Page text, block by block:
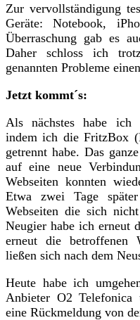
Zur vervollständigung
Geräte: Notebook,
Überraschung gab es
Daher schloss ich
genannten Probleme
Jetzt kommt´s:
Als nächstes habe ich
indem ich die FritzBox
getrennt habe. Das
auf eine neue
Webseiten konnten
Etwa zwei Tage
Webseiten die sich
Neugier habe ich erneut
erneut die betroffenen
ließen sich nach dem
Heute habe ich
Anbieter O2 Telefonica
eine Rückmeldung von